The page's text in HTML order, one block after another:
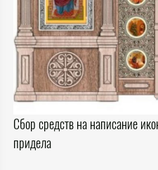
Сбор средств на написание
придела